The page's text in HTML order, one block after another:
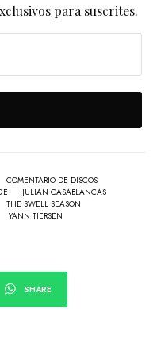
para suscrites.
COMENTARIO DE DISCOS
JULIAN CASABLANCAS
THE SWELL SEASON
YANN TIERSEN
SHARE